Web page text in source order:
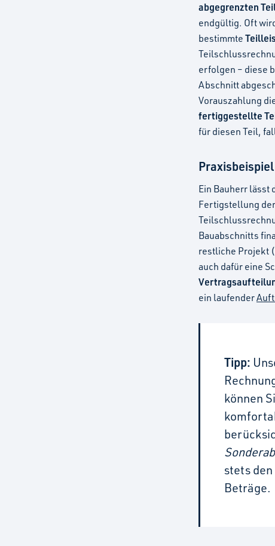
abgegrenzten
endgültig. Oft
bestimmte
erfolgen – diese
Abschnitt
Vorauszahlung
fertiggestellte
für diesen Teil,
Praxisbeispiel
Ein Bauherr lässt
Fertigstellung
Bauabschnitts
restliche Projekt
auch dafür eine
ein laufender
Tipp:
können
stets
Beträge.